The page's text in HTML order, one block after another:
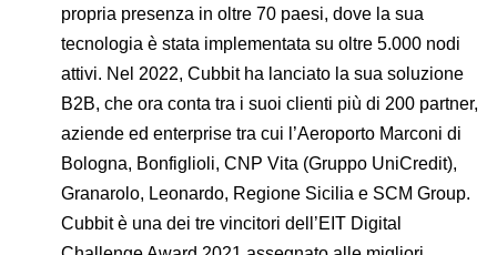
propria presenza in oltre 70 paesi, dove la sua
tecnologia è stata implementata su oltre 5.000 nodi
attivi. Nel 2022, Cubbit ha lanciato la sua soluzione
B2B, che ora conta tra i suoi clienti più di 200 partner,
aziende ed enterprise tra cui l’Aeroporto Marconi di
Bologna, Bonfiglioli, CNP Vita (Gruppo UniCredit),
Granarolo, Leonardo, Regione Sicilia e SCM Group.
Cubbit è una dei tre vincitori dell’EIT Digital